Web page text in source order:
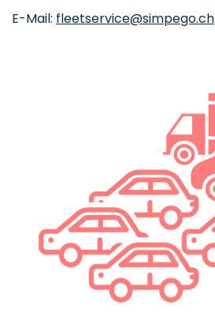
E-Mail: fleetservice@simpego.ch